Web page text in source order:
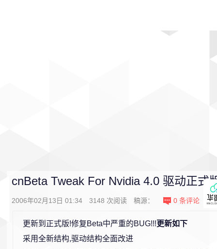
cnBeta Tweak For Nvidia 4.0 驱动正式
2006年02月13日 01:34 3148 次阅读 稿源： 0 条评论
更新到正式版!修复Beta中严重的BUG!!!更新如下
采用全新结构,驱动结构全面改进